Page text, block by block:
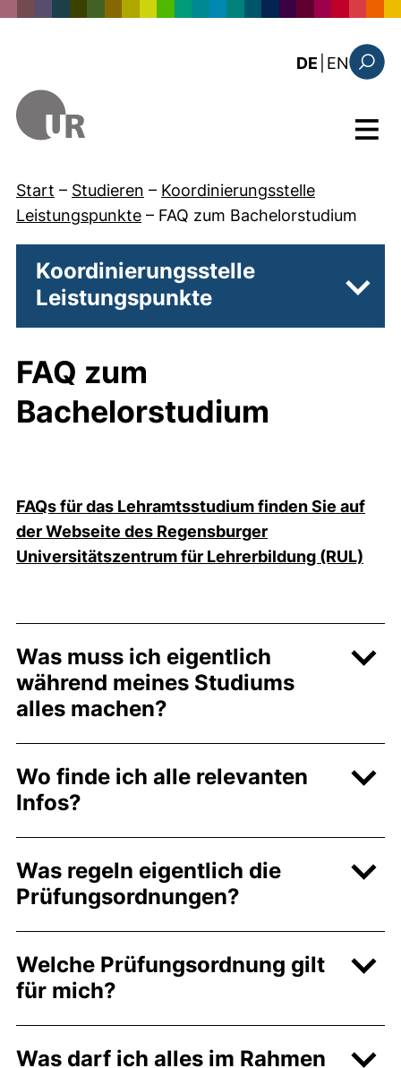
DE EN: the
Menü
Start – Studieren – Koordinierungsstelle
Leistungspunkte – FAQ zum Bachelorstudium
Koordinierungsstelle
Leistungspunkte
FAQ zum
Bachelorstudium
FAQs für das Lehramtsstudium finden Sie auf
der Webseite des Regensburger
Universitätszentrum für Lehrerbildung (RUL)
Was muss ich eigentlich
während meines Studiums
alles machen?
Wo finde ich alle relevanten
Infos?
Was regeln eigentlich die
Prüfungsordnungen?
Welche Prüfungsordnung gilt
für mich?
Was darf ich alles im Rahmen